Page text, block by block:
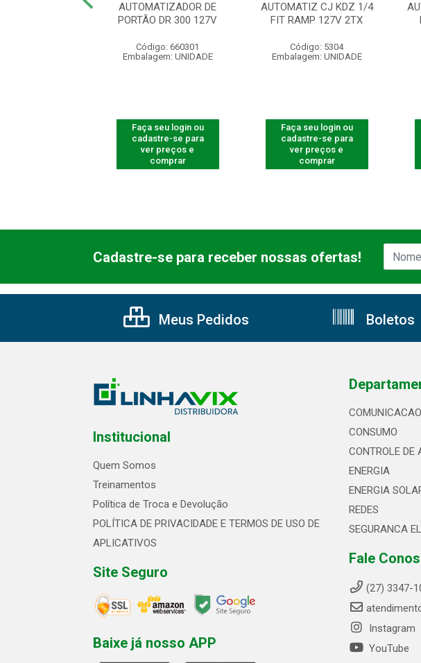
AUTOMATIZADOR DE
PORTÃO DR 300 127V
Código: 660301
Embalagem: UNIDADE
Faça seu login ou
cadastre-se para
ver preços e
comprar
AUTOMATIZ CJ KDZ 1/4
FIT RAMP 127V 2TX
Código: 5304
Embalagem: UNIDADE
Faça seu login ou
cadastre-se para
ver preços e
comprar
Cadastre-se para receber nossas ofertas!
Meus Pedidos Boletos
Institucional
Quem Somos
Treinamentos
Política de Troca e Devolução
POLÍTICA DE PRIVACIDADE E TERMOS DE USO DE
APLICATIVOS
Site Seguro
Baixe já nosso APP
COMUNICACAO
CONSUMO
CONTROLE DE
ENERGIA
ENERGIA
REDES
SEGURANCA
Fale
(27) 3347-
Instagram
YouTube